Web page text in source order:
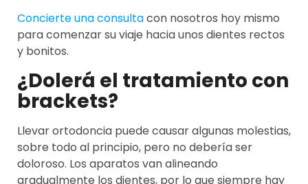
Concierte una consultacon nosotros hoy mismo
para comenzar su viaje hacia unos dientes rectos
y bonitos.
¿Dolerá el tratamiento con
brackets?
Llevar ortodoncia puede causar algunas molestias,
sobre todo al principio, pero no debería ser
doloroso. Los aparatos van alineando
gradualmente los dientes, por lo que siempre hay